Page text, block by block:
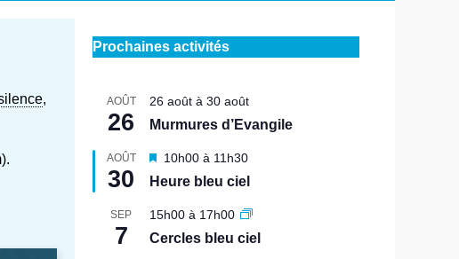
,
Prochaines activités
AOÛT
26
26 août à 30 août
Murmures d’Evangile
AOÛT
30
M
s
e
a
10h00 à 11h30
Heure bleu ciel
SEP
7
15h00 à 17h00
Cercles bleu ciel